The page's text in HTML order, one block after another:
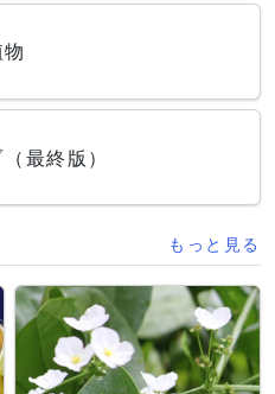
ブ（最終版）
もっと見る